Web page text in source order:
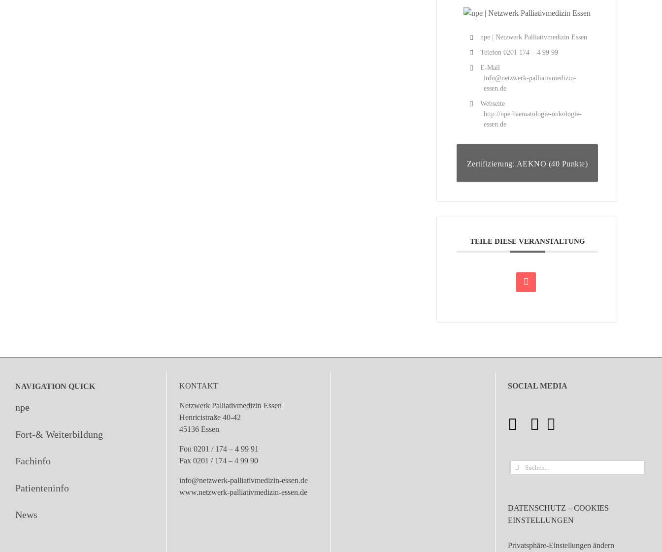
npe | Netzwerk Palliativmedizin Essen
Telefon 0201 174 – 4 99 99
E-Mail
info@netzwerk-palliativmedizin-
essen.de
Webseite
http://npe.haematologie-onkologie-
essen.de
Zertifizierung: AEKNO (40 Punkte)
TEILE DIESE VERANSTALTUNG
NAVIGATION QUICK
npe
Fort-& Weiterbildung
Fachinfo
Patienteninfo
News
KONTAKT
Netzwerk Palliativmedizin Essen
Henricistraße 40-42
45136 Essen
Fon 0201 / 174 – 4 99 91
Fax 0201 / 174 – 4 99 90
info@netzwerk-palliativmedizin-essen.de
www.netzwerk-palliativmedizin-essen.de
SOCIAL MEDIA
Suche
DATENSCHUTZ – COOKIES
EINSTELLUNGEN
Privatsphäre-Einstellungen ändern